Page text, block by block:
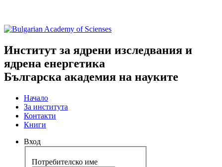
Институт за ядрени изследвания и
ядрена енергетика
Българска академия на науките
Начало
За института
Контакти
Книги
Вход
Потребителско име